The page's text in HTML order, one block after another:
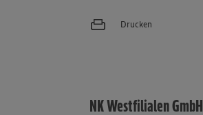
Drucken
NK Westfilialen GmbH